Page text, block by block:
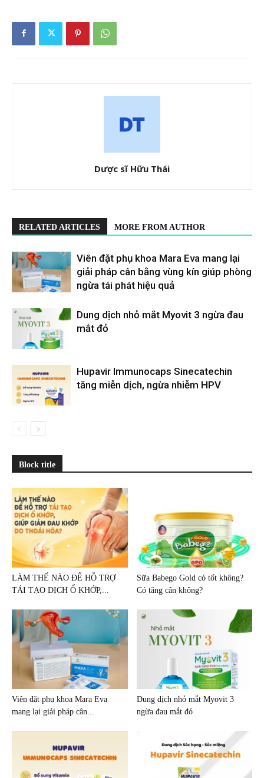
Dược sĩ Hữu Thái
RELATED ARTICLES MORE FROM AUTHOR
Viên đặt phụ khoa Mara Eva mang lại
giải pháp cân bằng vùng kín giúp phòng
ngừa tái phát hiệu quả
Dung dịch nhỏ mắt Myovit 3 ngừa đau
mắt đỏ
Hupavir Immunocaps Sinecatechin
tăng miễn dịch, ngừa nhiễm HPV
Block title
LÀM THẾ NÀO ĐỂ HỖ TRỢ
TÁI TẠO DỊCH Ổ KHỚP,...
Sữa Babego Gold có tốt không?
Có tăng cân không?
Viên đặt phụ khoa Mara Eva
mang lại giải pháp cân...
Dung dịch nhỏ mắt Myovit 3
ngừa đau mắt đỏ